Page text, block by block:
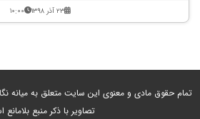
۲۳ آذر ۱۳۹۸ ۱۰:۰۰
تمام حقوق مادی و معنوی این سایت متعلق به میانه
تصاویر با ذکر منبع